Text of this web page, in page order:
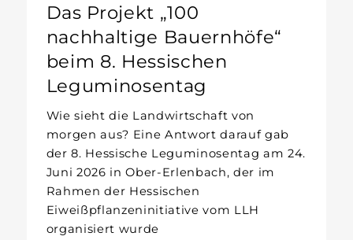
Das Projekt „100
nachhaltige Bauernhöfe“
beim 8. Hessischen
Leguminosentag
Wie sieht die Landwirtschaft von
morgen aus? Eine Antwort darauf gab
der 8. Hessische Leguminosentag am 24.
Juni 2026 in Ober-Erlenbach, der im
Rahmen der Hessischen
Eiweißpflanzeninitiative vom LLH
organisiert wurde